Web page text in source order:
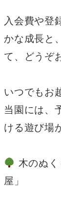
入会費や登
かな成長と
て、どうぞ
いつでもお
当園には、
ける遊び場
木のぬ
屋」